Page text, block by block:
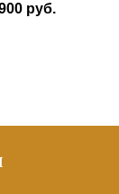
руб.